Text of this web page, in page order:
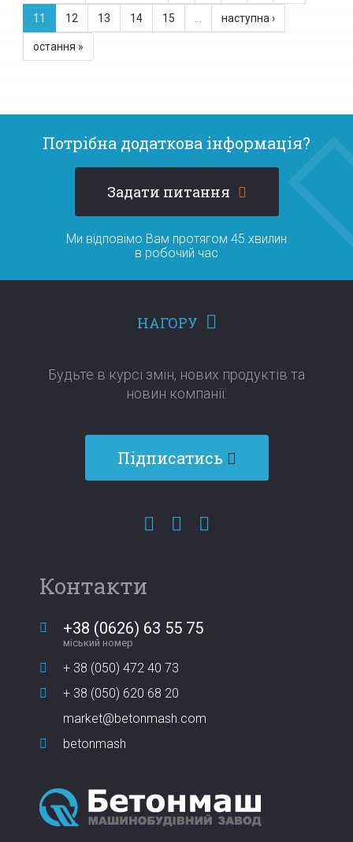
11 12 13 14 15 наступна ›
остання »
Потрібна додаткова інформація?
Задати питання
Ми відповімо Вам протягом 45 хвилин
в робочий час
НАГОРУ
Будьте в курсі змін, нових продуктів та
новин компанії:​​​​​​​
Підписатись
Контакти
+38 (0626) 63 55 75
міський номер
+ 38 (050) 472 40 73
+ 38 (050) 620 68 20
market@betonmash.com
betonmash